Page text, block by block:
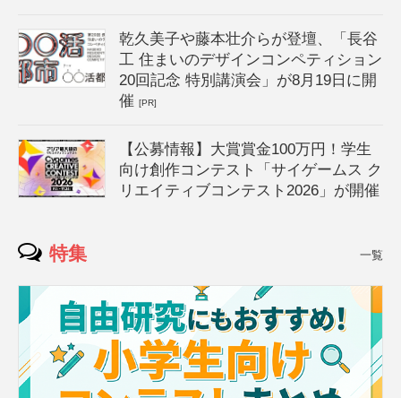
乾久美子や藤本壮介らが登壇、「長谷
工 住まいのデザインコンペティション
20回記念 特別講演会」が8月19日に開
催[PR]
【公募情報】大賞賞金100万円！学生
向け創作コンテスト「サイゲームス ク
リエイティブコンテスト2026」が開催
特集 一覧